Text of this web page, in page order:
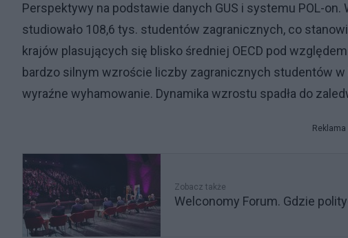
Perspektywy na podstawie danych GUS i systemu POL-
studiowało 108,6 tys. studentów zagranicznych, co
krajów plasujących się blisko średniej OECD pod
bardzo silnym wzroście liczby zagranicznych studentów
wyraźne wyhamowanie. Dynamika wzrostu spadła do
Reklama
Zobacz także
Welconomy Forum. Gdzie